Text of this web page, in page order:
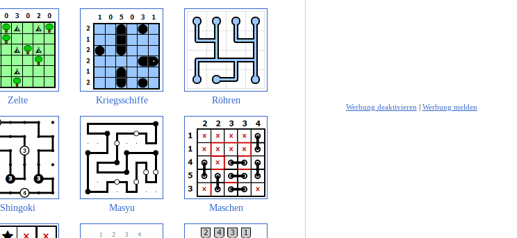
Zelte Kriegsschiffe Röhren
Shingoki Masyu Maschen
Werbung deaktivieren | Werbung melden